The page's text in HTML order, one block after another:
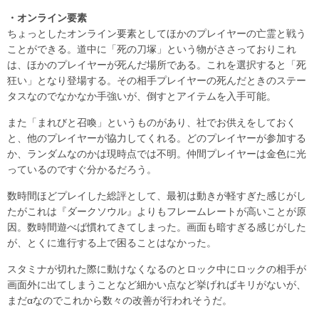
・オンライン要素
ちょっとしたオンライン要素としてほかのプレイヤーの亡霊と戦う
ことができる。道中に「死の刀塚」という物がささっておりこれ
は、ほかのプレイヤーが死んだ場所である。これを選択すると「死
狂い」となり登場する。その相手プレイヤーの死んだときのステー
タスなのでなかなか手強いが、倒すとアイテムを入手可能。
また「まれびと召喚」というものがあり、社でお供えをしておく
と、他のプレイヤーが協力してくれる。どのプレイヤーが参加する
か、ランダムなのかは現時点では不明。仲間プレイヤーは金色に光
っているのですぐ分かるだろう。
数時間ほどプレイした総評として、最初は動きが軽すぎた感じがし
たがこれは『ダークソウル』よりもフレームレートが高いことが原
因。数時間遊べば慣れてきてしまった。画面も暗すぎる感じがした
が、とくに進行する上で困ることはなかった。
スタミナが切れた際に動けなくなるのとロック中にロックの相手が
画面外に出てしまうことなど細かい点など挙げればキリがないが、
まだαなのでこれから数々の改善が行われそうだ。